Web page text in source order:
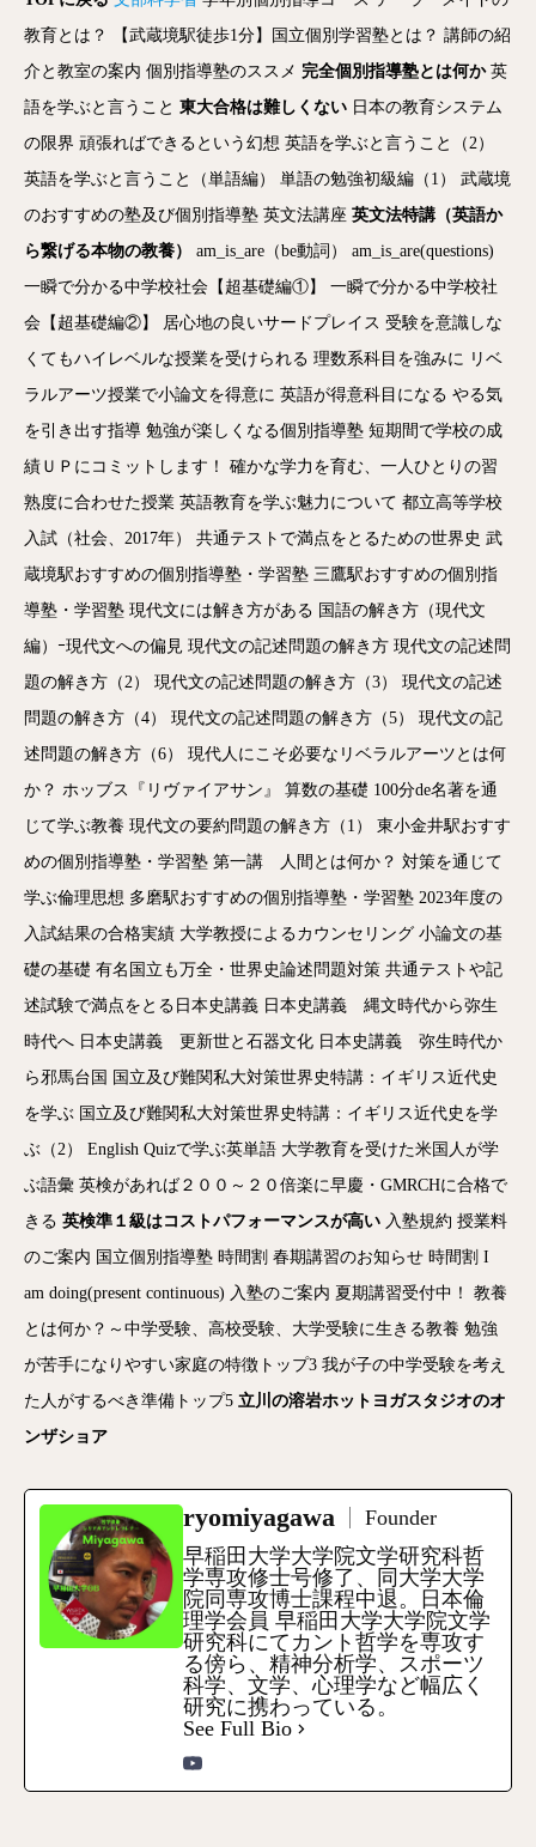
教育とは？
【武蔵境駅徒歩1分】国立個別学習塾とは？ 講師の紹
介と教室の案内 個別指導塾のススメ 完全個別指導塾とは何か 英
語を学ぶと言うこと 東大合格は難しくない 日本の教育システム
の限界 頑張ればできるという幻想 英語を学ぶと言うこと（2）
英語を学ぶと言うこと（単語編）
単語の勉強初級編（1）
武蔵境
のおすすめの塾及び個別指導塾 英文法講座 英文法特講（英語か
ら繋げる本物の教養）
am_is_are（be動詞）
am_is_are(questions)
一瞬で分かる中学校社会【超基礎編①】
一瞬で分かる中学校社
会【超基礎編②】
居心地の良いサードプレイス 受験を意識しな
くてもハイレベルな授業を受けられる 理数系科目を強みに リベ
ラルアーツ授業で小論文を得意に 英語が得意科目になる やる気
を引き出す指導 勉強が楽しくなる個別指導塾 短期間で学校の成
績ＵＰにコミットします！
確かな学力を育む、一人ひとりの習
熟度に合わせた授業 英語教育を学ぶ魅力について 都立高等学校
入試（社会、2017年）
共通テストで満点をとるための世界史 武
蔵境駅おすすめの個別指導塾・学習塾 三鷹駅おすすめの個別指
導塾・学習塾 現代文には解き方がある 国語の解き方（現代文
編）ｰ現代文への偏見 現代文の記述問題の解き方 現代文の記述問
題の解き方（2）
現代文の記述問題の解き方（3）
現代文の記述
問題の解き方（4）
現代文の記述問題の解き方（5）
現代文の記
述問題の解き方（6）
現代人にこそ必要なリベラルアーツとは何
か？ ホッブス『リヴァイアサン』 算数の基礎 100分de名著を通
じて学ぶ教養 現代文の要約問題の解き方（1）
東小金井駅おすす
めの個別指導塾・学習塾 第一講 人間とは何か？ 対策を通じて
学ぶ倫理思想 多磨駅おすすめの個別指導塾・学習塾 2023年度の
入試結果の合格実績 大学教授によるカウンセリング 小論文の基
礎の基礎 有名国立も万全・世界史論述問題対策 共通テストや記
述試験で満点をとる日本史講義 日本史講義 縄文時代から弥生
時代へ 日本史講義 更新世と石器文化 日本史講義 弥生時代か
ら邪馬台国 国立及び難関私大対策世界史特講：イギリス近代史
を学ぶ 国立及び難関私大対策世界史特講：イギリス近代史を学
ぶ（2）
English Quizで学ぶ英単語 大学教育を受けた米国人が学
ぶ語彙 英検があれば２００～２０倍楽に早慶・GMRCHに合格で
きる 英検準１級はコストパフォーマンスが高い 入塾規約 授業料
のご案内 国立個別指導塾 時間割 春期講習のお知らせ 時間割 I
am doing(present continuous) 入塾のご案内 夏期講習受付中！
教養
とは何か？～中学受験、高校受験、大学受験に生きる教養 勉強
が苦手になりやすい家庭の特徴トップ3 我が子の中学受験を考え
た人がするべき準備トップ5 立川の溶岩ホットヨガスタジオのオ
ンザショア
ryomiyagawa
Founder
早稲田大学大学院文学研究科哲
学専攻修士号修了、同大学大学
院同専攻博士課程中退。日本倫
理学会員 早稲田大学大学院文学
研究科にてカント哲学を専攻す
る傍ら、精神分析学、スポーツ
科学、文学、心理学など幅広く
研究に携わっている。
See Full Bio